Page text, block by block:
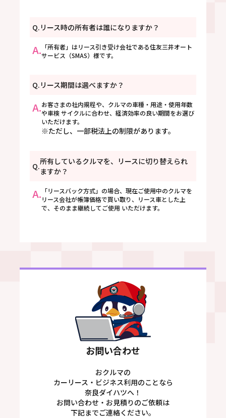
Q. リース時の所有者は誰になりますか？
A. 「所有者」はリース引き受け会社である住友三井オート
サービス（SMAS）様です。
Q. リース期間は選べますか？
A.お客さまの社内規程や、クルマの車種・用途・使用年数
や車検 サイクルに合わせ、経済効率の良い期間をお選び
いただけます。
※ただし、一部税法上の制限があります。
Q.所有しているクルマを、リースに切り替えられ
ますか？
A. 「リースバック方式」の場合、現在ご使用中のクルマを
リース会社が帳簿価格で買い取り、リース車とした上
で、そのまま継続してご使用 いただけます。
お問い合わせ
おクルマの
カーリース・ビジネス利用のことなら
奈良ダイハツへ！
お問い合わせ・お見積りのご依頼は
下記までご連絡ください。